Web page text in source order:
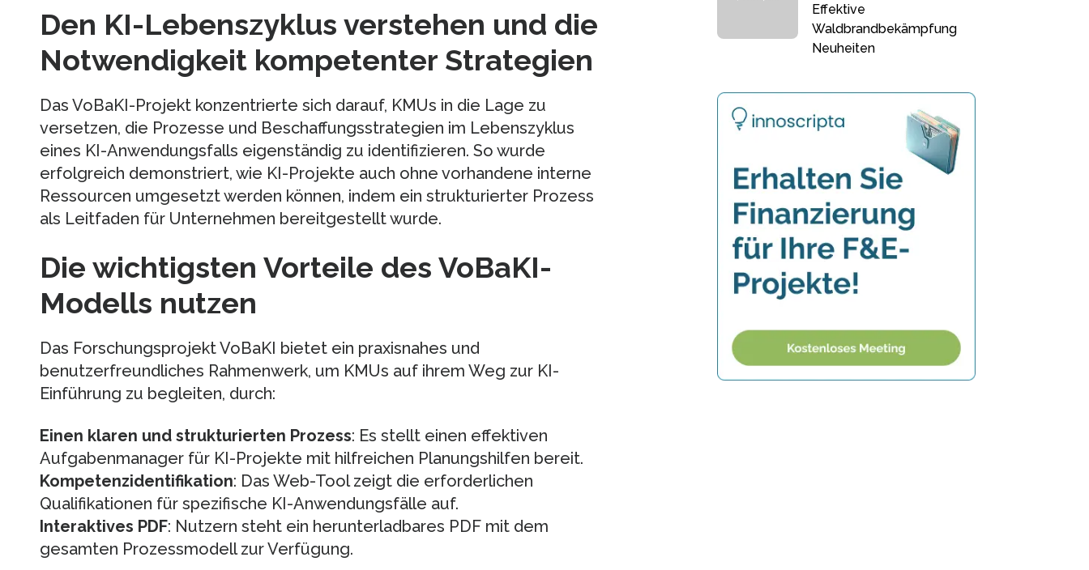
Den KI-Lebenszyklus verstehen und die
Notwendigkeit kompetenter Strategien
Das VoBaKI-Projekt konzentrierte sich darauf, KMUs in die Lage zu
versetzen, die Prozesse und Beschaffungsstrategien im Lebenszyklus
eines KI-Anwendungsfalls eigenständig zu identifizieren. So wurde
erfolgreich demonstriert, wie KI-Projekte auch ohne vorhandene interne
Ressourcen umgesetzt werden können, indem ein strukturierter Prozess
als Leitfaden für Unternehmen bereitgestellt wurde.
Die wichtigsten Vorteile des VoBaKI-
Modells nutzen
Das Forschungsprojekt VoBaKI bietet ein praxisnahes und
benutzerfreundliches Rahmenwerk, um KMUs auf ihrem Weg zur KI-
Einführung zu begleiten, durch:
Einen klaren und strukturierten Prozess: Es stellt einen effektiven
Aufgabenmanager für KI-Projekte mit hilfreichen Planungshilfen bereit.
Kompetenzidentifikation: Das Web-Tool zeigt die erforderlichen
Qualifikationen für spezifische KI-Anwendungsfälle auf.
Interaktives PDF: Nutzern steht ein herunterladbares PDF mit dem
gesamten Prozessmodell zur Verfügung.
Effektive
Waldbrandbekämpfung
Neuheiten